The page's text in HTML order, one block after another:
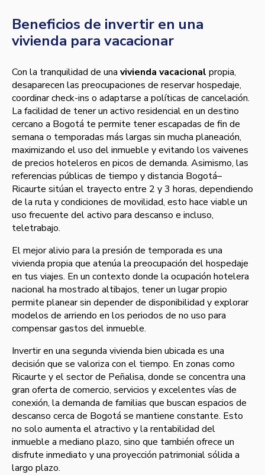
Beneficios de invertir en una
vivienda para vacacionar
Con la tranquilidad de una vivienda vacacional propia,
desaparecen las preocupaciones de reservar hospedaje,
coordinar check-ins o adaptarse a políticas de cancelación.
La facilidad de tener un activo residencial en un destino
cercano a Bogotá te permite tener escapadas de fin de
semana o temporadas más largas sin mucha planeación,
maximizando el uso del inmueble y evitando los vaivenes
de precios hoteleros en picos de demanda. Asimismo, las
referencias públicas de tiempo y distancia Bogotá–
Ricaurte sitúan el trayecto entre 2 y 3 horas, dependiendo
de la ruta y condiciones de movilidad, esto hace viable un
uso frecuente del activo para descanso e incluso,
teletrabajo.
El mejor alivio para la presión de temporada es una
vivienda propia que atenúa la preocupación del hospedaje
en tus viajes. En un contexto donde la ocupación hotelera
nacional ha mostrado altibajos, tener un lugar propio
permite planear sin depender de disponibilidad y explorar
modelos de arriendo en los periodos de no uso para
compensar gastos del inmueble.
Invertir en una segunda vivienda bien ubicada es una
decisión que se valoriza con el tiempo. En zonas como
Ricaurte y el sector de Peñalisa, donde se concentra una
gran oferta de comercio, servicios y excelentes vías de
conexión, la demanda de familias que buscan espacios de
descanso cerca de Bogotá se mantiene constante. Esto
no solo aumenta el atractivo y la rentabilidad del
inmueble a mediano plazo, sino que también ofrece un
disfrute inmediato y una proyección patrimonial sólida a
largo plazo.